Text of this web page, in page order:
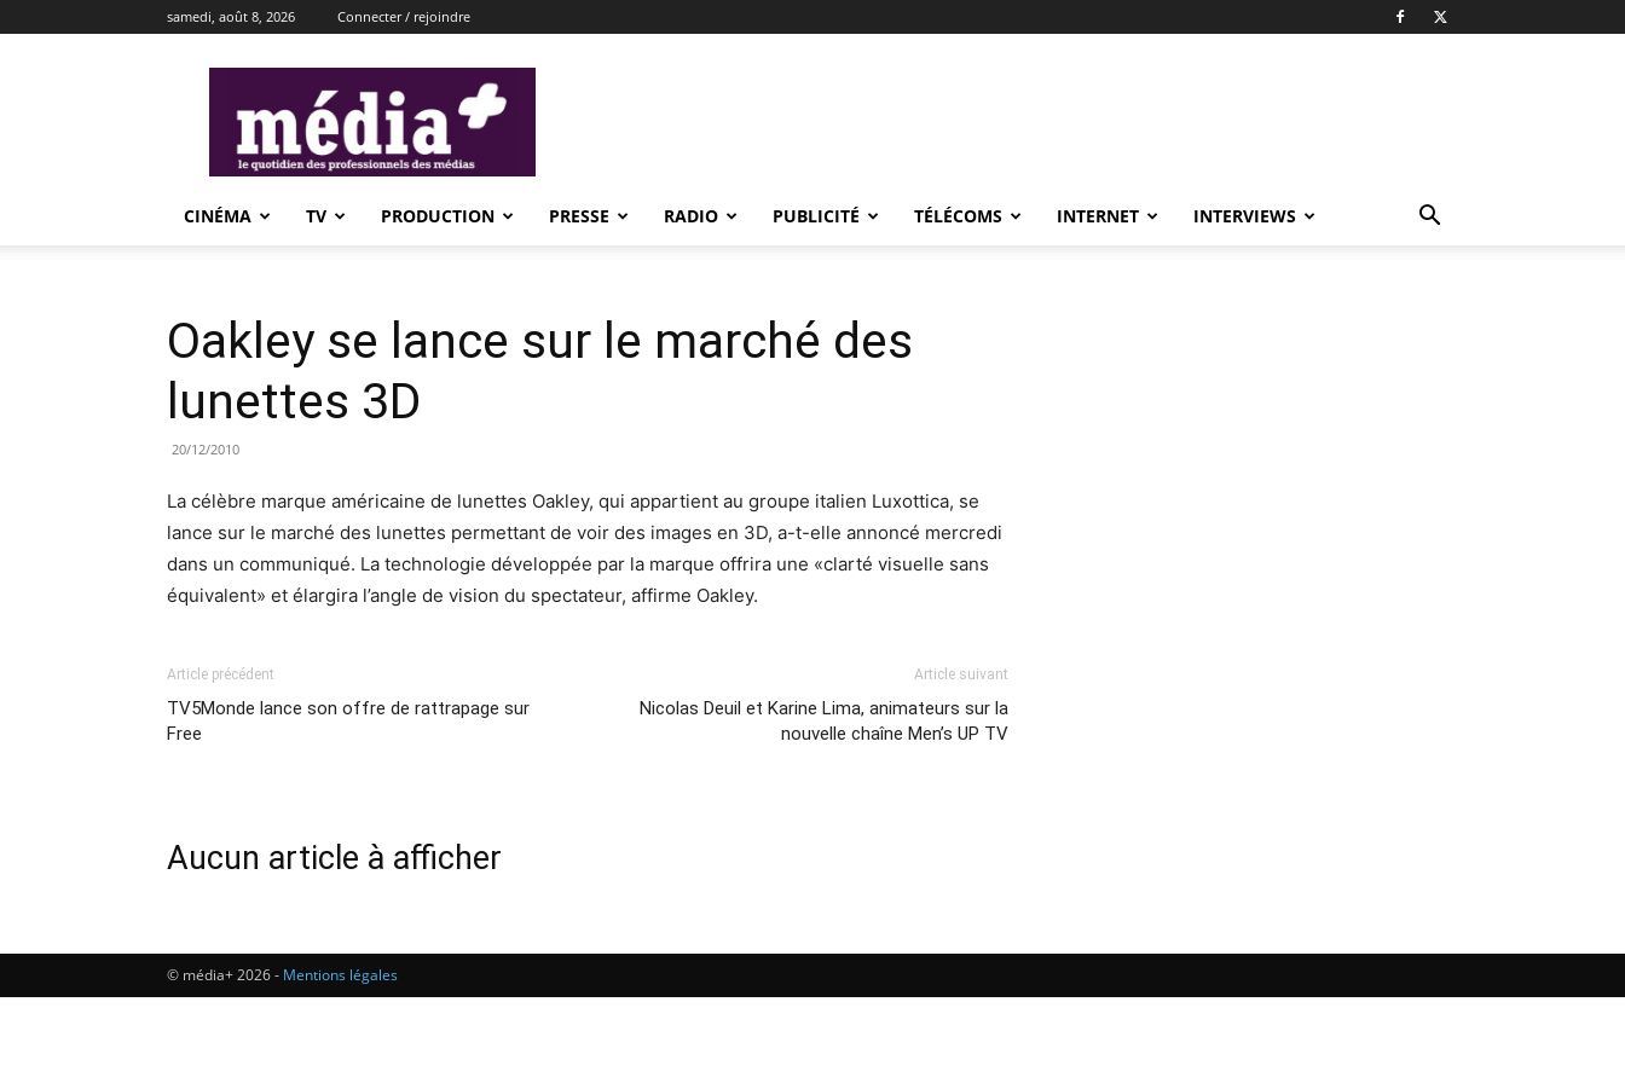
samedi, août 8, 2026 Connecter / rejoindre
CINÉMA TV PRODUCTION PRESSE RADIO PUBLICITÉ TÉLÉCOMS INTERNET INTERVIEWS
Oakley se lance sur le marché des
lunettes 3D
20/12/2010
La célèbre marque américaine de lunettes Oakley, qui appartient au groupe italien Luxottica, se
lance sur le marché des lunettes permettant de voir des images en 3D, a-t-elle annoncé mercredi
dans un communiqué. La technologie développée par la marque offrira une «clarté visuelle sans
équivalent» et élargira l’angle de vision du spectateur, affirme Oakley.
Article précédent
TV5Monde lance son offre de rattrapage sur
Free
Article suivant
Nicolas Deuil et Karine Lima, animateurs sur la
nouvelle chaîne Men’s UP TV
Aucun article à afficher
© média+ 2026 - Mentions légales